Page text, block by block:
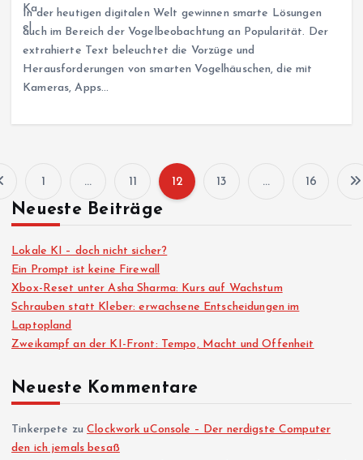
In der heutigen digitalen Welt gewinnen smarte Lösungen
auch im Bereich der Vogelbeobachtung an Popularität. Der
extrahierte Text beleuchtet die Vorzüge und
Herausforderungen von smarten Vogelhäuschen, die mit
Kameras, Apps…
S
i
t
e
n
n
1 … 11 12 13 … 16
Neueste Beiträge
Lokale KI – doch nicht sicher?
Ein Prompt ist keine Firewall
Xbox-Reset unter Asha Sharma: Kurs auf Wachstum
Schrauben statt Kleber: erwachsene Entscheidungen im
Laptopland
Zweikampf an der KI-Front: Tempo, Macht und Offenheit
Neueste Kommentare
Tinkerpete zuClockwork uConsole – Der nerdigste Computer
den ich jemals besaß